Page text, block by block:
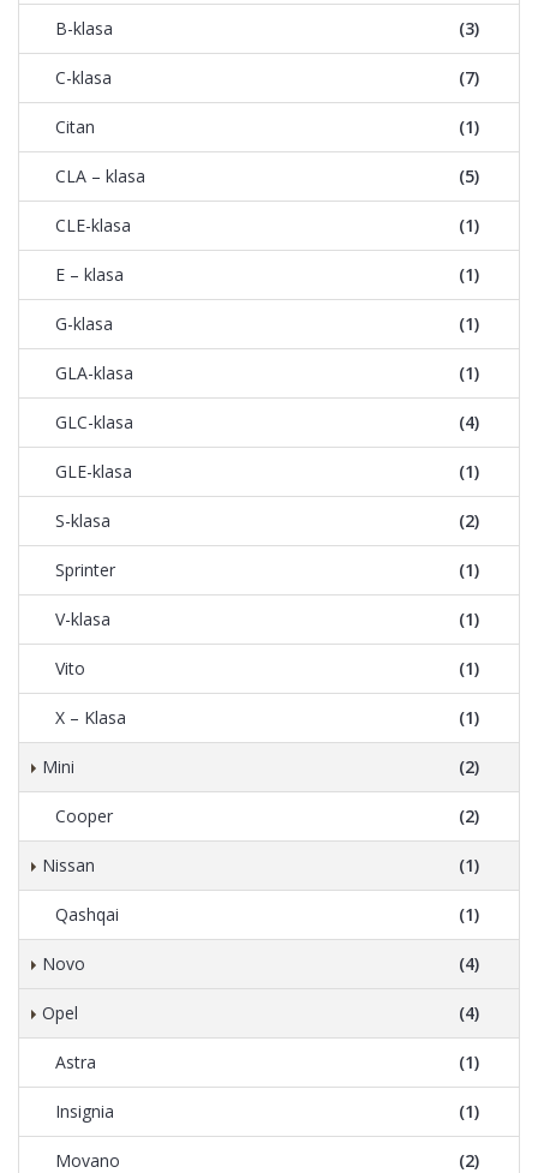
B-klasa (3)
C-klasa (7)
Citan (1)
CLA – klasa (5)
CLE-klasa (1)
E – klasa (1)
G-klasa (1)
GLA-klasa (1)
GLC-klasa (4)
GLE-klasa (1)
S-klasa (2)
Sprinter (1)
V-klasa (1)
Vito (1)
X – Klasa (1)
Mini (2)
Cooper (2)
Nissan (1)
Qashqai (1)
Novo (4)
Opel (4)
Astra (1)
Insignia (1)
Movano (2)